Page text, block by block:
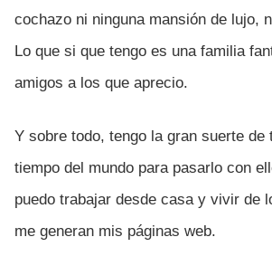
cochazo ni ninguna mansión de lujo,
Lo que si que tengo es una familia
amigos a los que aprecio.
Y sobre todo, tengo la gran suerte de
tiempo del mundo para pasarlo con
puedo trabajar desde casa y vivir de
me generan mis páginas web.